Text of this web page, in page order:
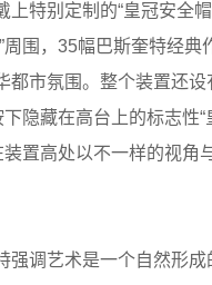
别定制的“皇冠安全
围，35幅巴斯奎特经
市氛围。整个装置还
隐藏在高台上的标志性
置高处以不一样的视角
调艺术是一个自然形成